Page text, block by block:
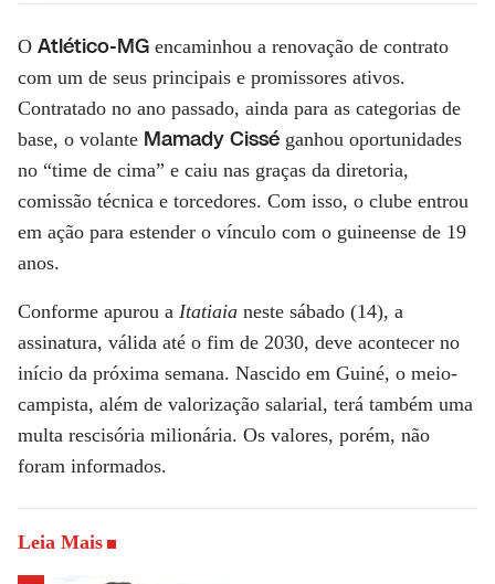
O Atlético-MG encaminhou a renovação de contrato
com um de seus principais e promissores ativos.
Contratado no ano passado, ainda para as categorias de
base, o volante Mamady Cissé ganhou oportunidades
no “time de cima” e caiu nas graças da diretoria,
comissão técnica e torcedores. Com isso, o clube entrou
em ação para estender o vínculo com o guineense de 19
anos.
Conforme apurou a Itatiaia neste sábado (14), a
assinatura, válida até o fim de 2030, deve acontecer no
início da próxima semana. Nascido em Guiné, o meio-
campista, além de valorização salarial, terá também uma
multa rescisória milionária. Os valores, porém, não
foram informados.
Leia Mais